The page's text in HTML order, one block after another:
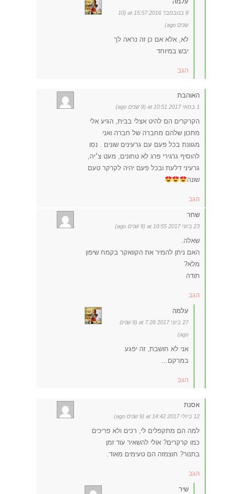
8 בנובמבר 2016 at 15:57 (10
שנים ago)
לא, אלא אם כן זה נראה לך
יבש במיוחד
הגב
האוהבת
1 במאי 2017 at 10:51 (9 שנים ago)
הקרקרים הם להיט אצלי בבית, הגיע אלי
מתכון שלהם מחברה של חברה ואני
מגוונת בכל פעם עם גרעינים שונים . נסו
להוסיף גרגירי פרג לא טחונים, מעט צ׳יה,
גרעיני דלעת ובכל פעם יהיה לקרקר טעם
שונה
הגב
שחר
23 ביוני 2017 at 10:55 (9 שנים ago)
שאלה.
האם ניתן להמיר את הקוואקר בקמח שיפון
מלא?
תודה
הגב
עלמה
27 ביוני 2017 at 7:28 (9 שנים
ago)
אני לא חושבת, זה יפגע
במרקם…
הגב
אסנת
12 ביולי 2017 at 14:42 (9 שנים ago)
למה הם מתקפלים לי, רכים ולא פריכים
כמו קרקרים? אולי להשאיר עוד זמן
בתנור? חוצמזה הם טעימים מאוד.
הגב
שיר